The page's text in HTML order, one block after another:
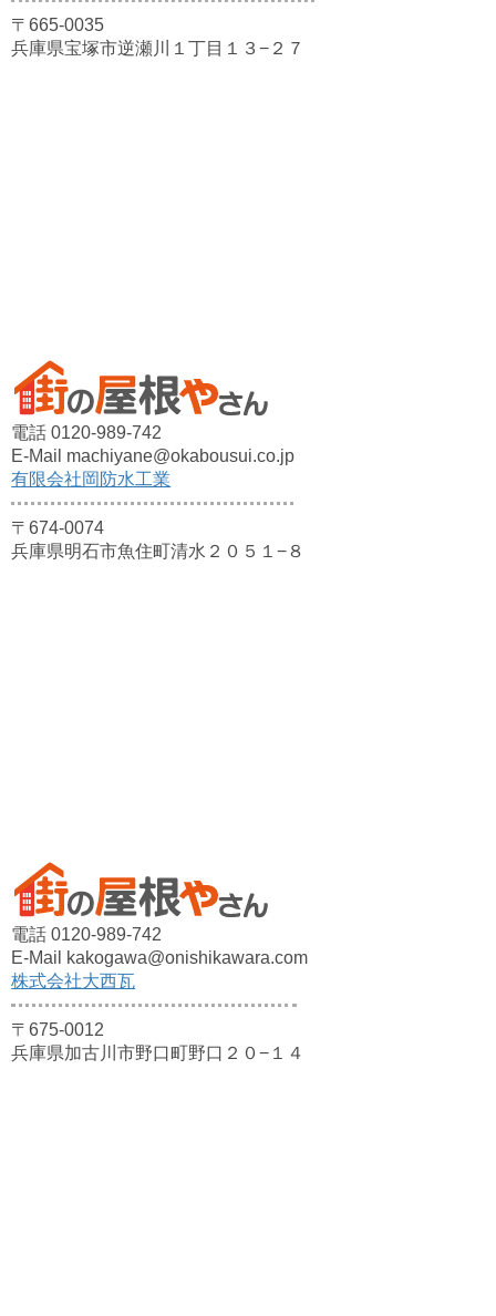
〒665-0035
兵庫県宝塚市逆瀬川１丁目１３−２７
電話 0120-989-742
E-Mail machiyane@okabousui.co.jp
有限会社岡防水工業
〒674-0074
兵庫県明石市魚住町清水２０５１−８
電話 0120-989-742
E-Mail kakogawa@onishikawara.com
株式会社大西瓦
〒675-0012
兵庫県加古川市野口町野口２０−１４